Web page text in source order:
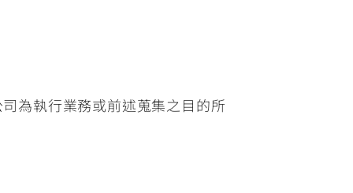
為執行業務或前述蒐集之目的所